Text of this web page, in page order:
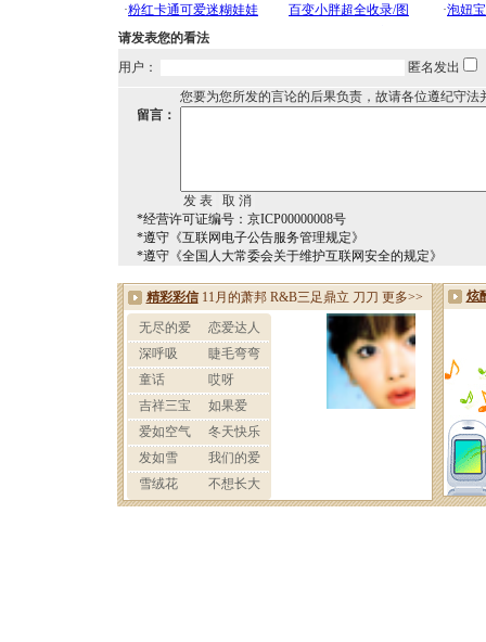
请发表您的看法
用户：
匿名发出
您要为您所发的言论的后果负责，故请各位遵纪守法
留言：
*经营许可证编号：京ICP00000008号
*遵守《互联网电子公告服务管理规定》
*遵守《全国人大常委会关于维护互联网安全的规定》